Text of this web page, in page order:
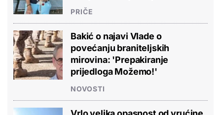
PRIČE
Bakić o najavi Vlade o
povećanju braniteljskih
mirovina: 'Prepakiranje
prijedloga Možemo!'
NOVOSTI